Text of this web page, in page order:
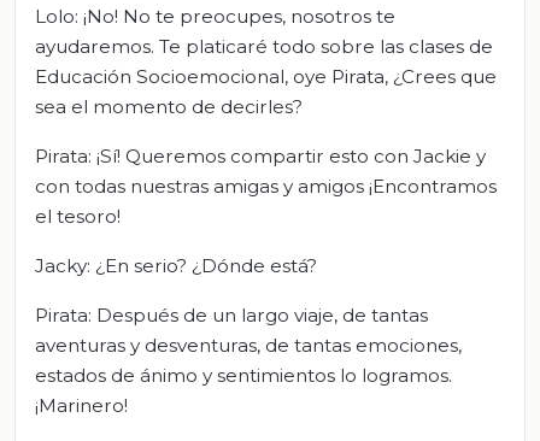
Lolo: ¡No! No te preocupes, nosotros te
ayudaremos. Te platicaré todo sobre las clases de
Educación Socioemocional, oye Pirata, ¿Crees que
sea el momento de decirles?
Pirata: ¡Sí! Queremos compartir esto con Jackie y
con todas nuestras amigas y amigos ¡Encontramos
el tesoro!
Jacky: ¿En serio? ¿Dónde está?
Pirata: Después de un largo viaje, de tantas
aventuras y desventuras, de tantas emociones,
estados de ánimo y sentimientos lo logramos.
¡Marinero!